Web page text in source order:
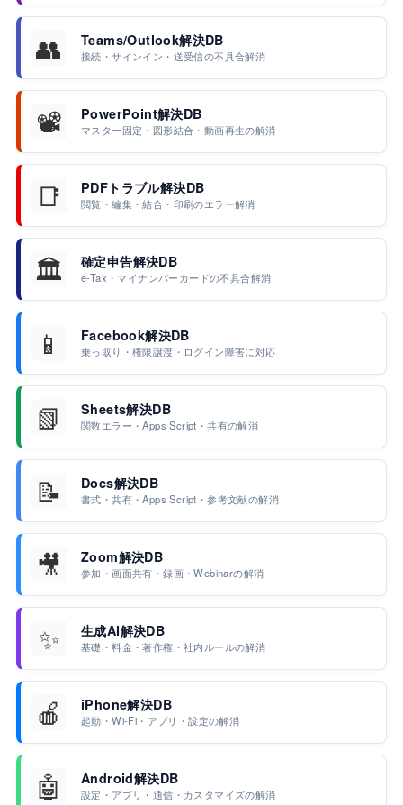
👥 Teams/Outlook解決DB
接続・サインイン・送受信の不具合解消
📽️ PowerPoint解決DB
マスター固定・図形結合・動画再生の解消
📑 PDFトラブル解決DB
閲覧・編集・結合・印刷のエラー解消
🏛️ 確定申告解決DB
e-Tax・マイナンバーカードの不具合解消
📱 Facebook解決DB
乗っ取り・権限譲渡・ログイン障害に対応
📗 Sheets解決DB
関数エラー・Apps Script・共有の解消
📝 Docs解決DB
書式・共有・Apps Script・参考文献の解消
🎥 Zoom解決DB
参加・画面共有・録画・Webinarの解消
✨ 生成AI解決DB
基礎・料金・著作権・社内ルールの解消
🍎 iPhone解決DB
起動・Wi-Fi・アプリ・設定の解消
🤖 Android解決DB
設定・アプリ・通信・カスタマイズの解消